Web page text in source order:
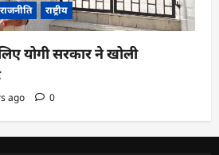
राजनीति राष्ट्रीय
योगी सरकार ने खोली
ago 0